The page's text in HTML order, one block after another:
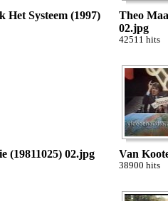
Het Systeem (1997)
Theo
02.jpg
42511 hits
(19811025) 02.jpg Van
38900 hits